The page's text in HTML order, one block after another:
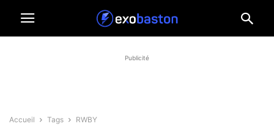
Publicité
Accueil Tags RWBY